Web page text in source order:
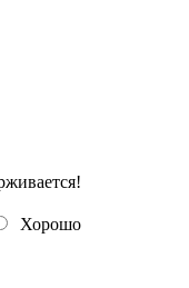
Хорошо